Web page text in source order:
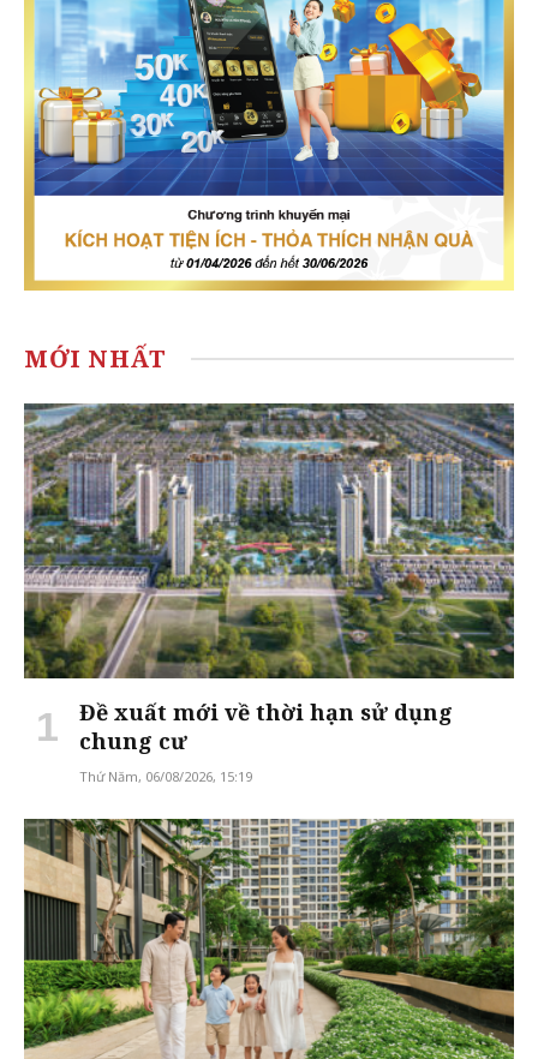
MỚI NHẤT
Đề xuất mới về thời hạn sử dụng
chung cư
Thứ Năm, 06/08/2026, 15:19